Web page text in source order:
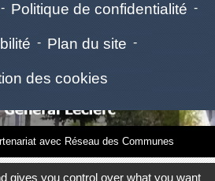
- Politique de confidentialité -
- Plan du site -
des cookies
avec Réseau des Communes
gives you control over what you want